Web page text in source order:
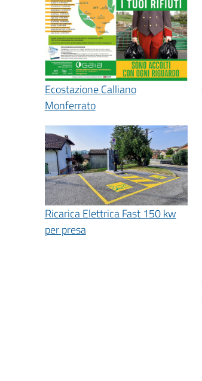
Ecostazione Calliano
Monferrato
Ricarica Elettrica Fast 150 kw
per presa